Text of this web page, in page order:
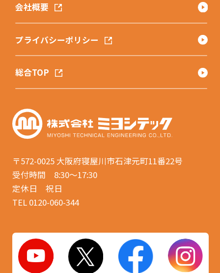
〒572-0025 大阪府寝屋川市石津元町11番22号
受付時間 8:30〜17:30
定休日 祝日
TEL 0120-060-344
会社概要
プライバシーポリシー
総合TOP